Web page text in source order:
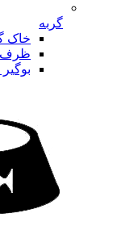
گربه
خاک
ظرف